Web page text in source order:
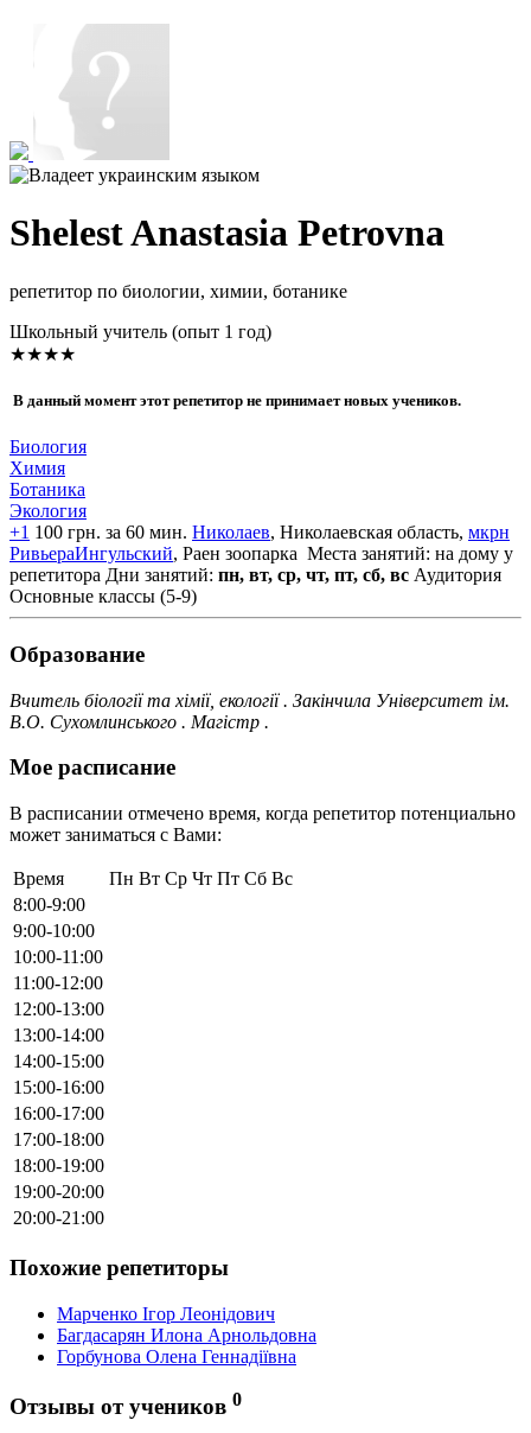
Shelest Anastasia Petrovna
репетитор по биологии, химии, ботанике
Школьный учитель (опыт 1 год)
★★★★
В данный момент этот репетитор не принимает новых учеников.
Биология
Химия
Ботаника
Экология
+1 100 грн. за 60 мин. Николаев, Николаевская область, мкрн
РивьераИнгульский, Раен зоопарка Места занятий: на дому у
репетитора Дни занятий: пн, вт, ср, чт, пт, сб, вс Аудитория
Основные классы (5-9)
Образование
Вчитель біології та хімії, екології . Закінчила Університет ім.
В.О. Сухомлинського . Магістр .
Мое расписание
В расписании отмечено время, когда репетитор потенциально
может заниматься с Вами:
Время Пн Вт Ср Чт Пт Сб Вс
8:00-9:00
9:00-10:00
10:00-11:00
11:00-12:00
12:00-13:00
13:00-14:00
14:00-15:00
15:00-16:00
16:00-17:00
17:00-18:00
18:00-19:00
19:00-20:00
20:00-21:00
Похожие репетиторы
Марченко Ігор Леонідович
Багдасарян Илона Арнольдовна
Горбунова Олена Геннадіївна
Отзывы от учеников 0